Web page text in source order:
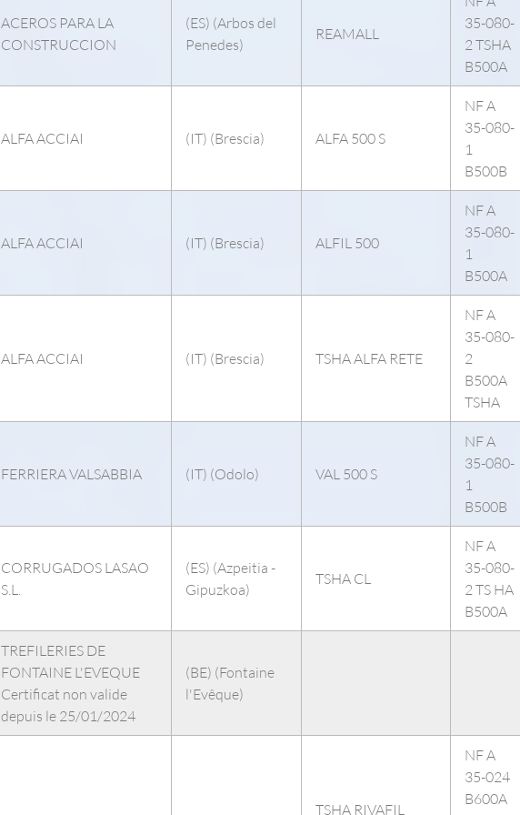
ACEROS PARA LA
CONSTRUCCION
(ES) (Arbos del
Penedes)
REAMALL
35-080-
2 TSHA
B500A
ALFA ACCIAI (IT) (Brescia) ALFA 500 S
NF A
35-080-
1
B500B
ALFA ACCIAI (IT) (Brescia) ALFIL 500
NF A
35-080-
1
B500A
ALFA ACCIAI (IT) (Brescia) TSHA ALFA RETE
NF A
35-080-
2
B500A
TSHA
FERRIERA VALSABBIA (IT) (Odolo) VAL 500 S
NF A
35-080-
1
B500B
CORRUGADOS LASAO
S.L.
(ES) (Azpeitia -
Gipuzkoa)
TSHA CL
NF A
35-080-
2 TS HA
B500A
TREFILERIES DE
FONTAINE L'EVEQUE
Certificat non valide
depuis le 25/01/2024
(BE) (Fontaine
l'Evêque)
TSHA RIVAFIL
NF A
35-024
B600A